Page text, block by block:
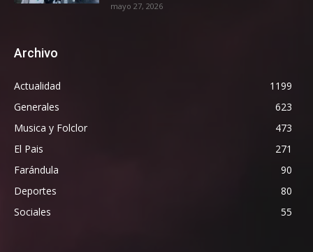
mayo 27, 2026
Archivo
Actualidad
1199
Generales
623
Musica y Folclor
473
El Pais
271
Farándula
90
Deportes
80
Sociales
55